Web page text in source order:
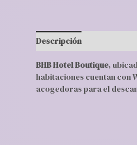
Descripción
BHB Hotel Boutique,
habitaciones cuentan con
acogedoras para el